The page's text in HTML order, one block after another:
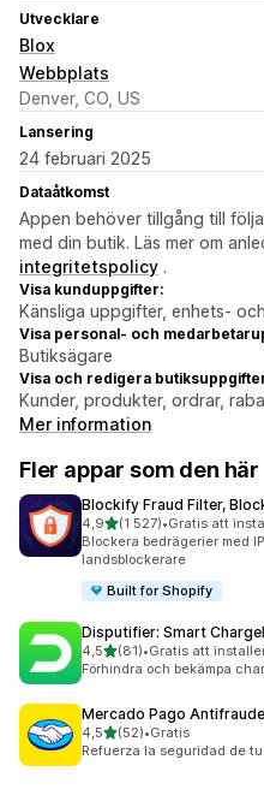
Utvecklare
Blox
Webbplats
Denver, CO, US
Lansering
24 februari 2025
Dataåtkomst
Appen behöver tillgång till
med din butik. Läs mer om
integritetspolicy .
Visa kunduppgifter:
Känsliga uppgifter, enhets-
Visa personal- och
Butiksägare
Visa och redigera
Kunder, produkter, ordrar,
Mer information
Fler appar som den här
Blockify Fraud Filter,
4,9av 5 stjärnor
(1 527)
1527 recensioner totalt
•Gratis att
Blockera bedrägerier med
landsblockerare
Built for Shopify
Disputifier: Smart
4,5av 5 stjärnor
(81)
81 recensioner totalt
•Gratis att
Förhindra och bekämpa
Mercado Pago
4,5av 5 stjärnor
(52)
52 recensioner totalt
•Gratis
Refuerza la seguridad de